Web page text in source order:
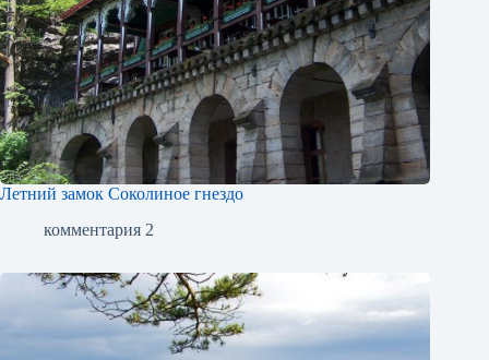
Летний замок Соколиное гнездо
комментария 2